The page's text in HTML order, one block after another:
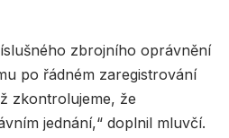
zbrojního oprávnění
po řádném zaregistrování
zkontrolujeme, že
jednání,“ doplnil mluvčí.